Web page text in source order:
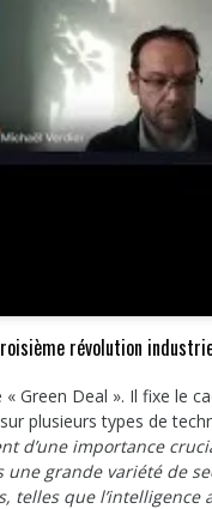
révolution
Green Deal ». Il fixe le
plusieurs types de
d’une importance
grande variété de
telles que